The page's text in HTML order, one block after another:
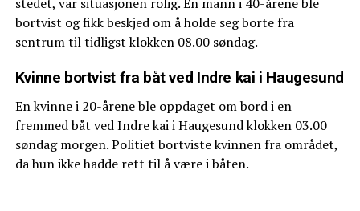
bortvist og fikk beskjed om å holde seg borte fra
sentrum til tidligst klokken 08.00 søndag.
Kvinne bortvist fra båt ved Indre kai i Haugesund
En kvinne i 20-årene ble oppdaget om bord i en
fremmed båt ved Indre kai i Haugesund klokken 03.00
søndag morgen. Politiet bortviste kvinnen fra området,
da hun ikke hadde rett til å være i båten.